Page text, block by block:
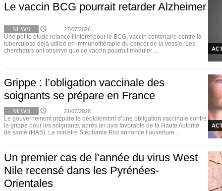
Le vaccin BCG pourrait retarder Alzheimer
NEWS 27/07/2026
Une petite étude relance l’intérêt pour le BCG, vaccin centenaire contre la
tuberculose déjà utilisé en immunothérapie du cancer de la vessie. Les
chercheurs ont observé que ce vaccin pourrait moduler ...
Grippe : l’obligation vaccinale des
soignants se prépare en France
NEWS 21/07/2026
Le gouvernement prépare le déploiement d’une obligation vaccinale contre
la grippe pour les soignants, après un avis favorable de la Haute Autorité
de santé (HAS). La ministre Stéphanie Rist annonce l’ouverture ...
Un premier cas de l’année du virus West
Nile recensé dans les Pyrénées-
Orientales